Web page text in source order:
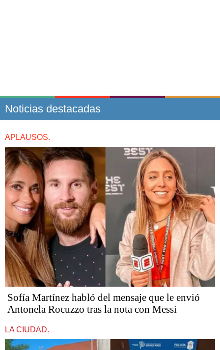
Noticias destacadas
APLAUSOS.
Sofía Martínez habló del mensaje que le envió
Antonela Rocuzzo tras la nota con Messi
LA CIUDAD.